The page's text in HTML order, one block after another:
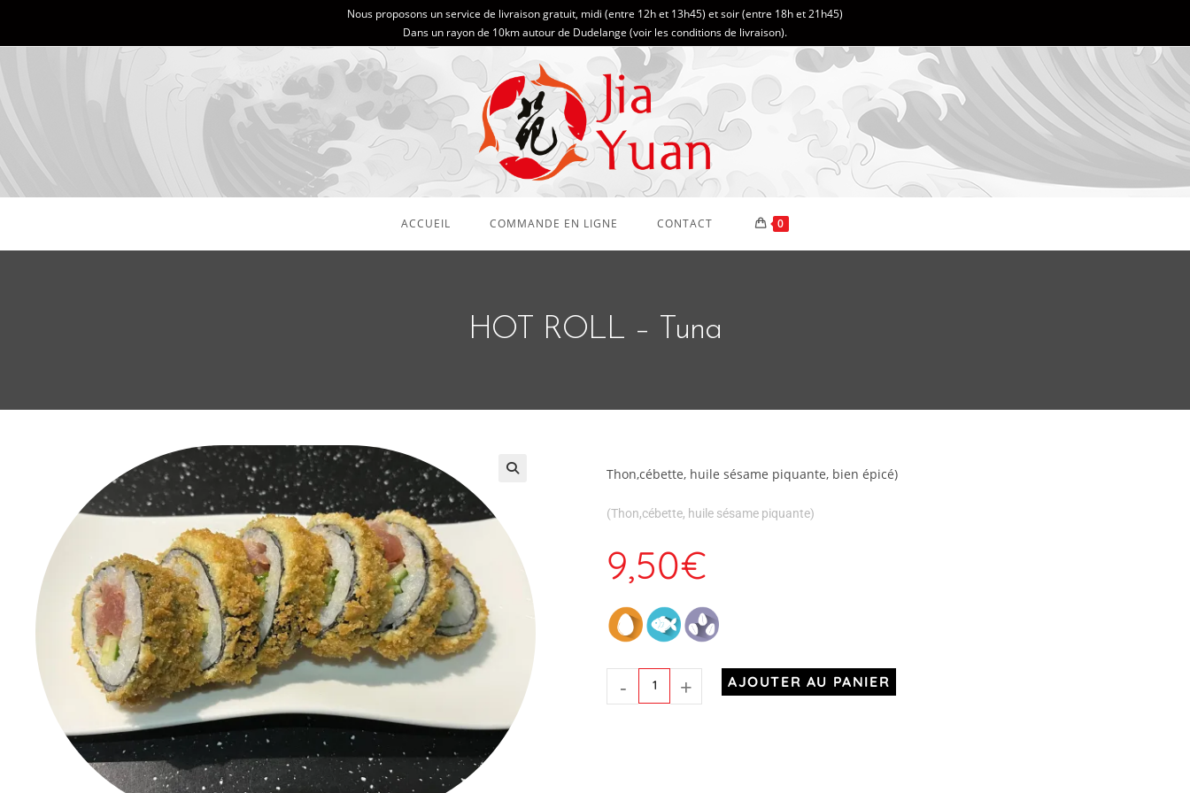
Nous proposons un service de livraison gratuit, midi (entre 12h et 13h45) et soir (entre 18h et 21h45)
Dans un rayon de 10km autour de Dudelange (voir les conditions de livraison).
ACCUEIL COMMANDE EN LIGNE CONTACT 0
HOT ROLL – Tuna
Thon,cébette, huile sésame piquante, bien épicé)
(Thon,cébette, huile sésame piquante)
9,50€
- + AJOUTER AU PANIER